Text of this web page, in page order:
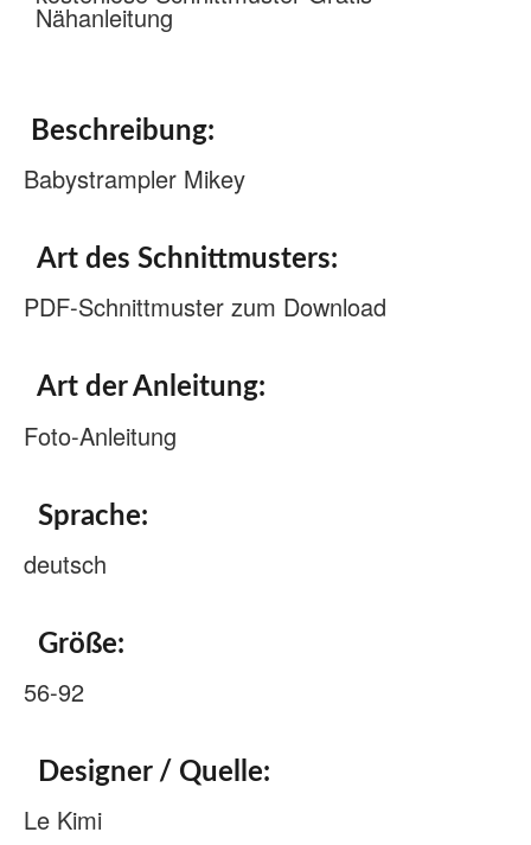
Beschreibung:
Babystrampler Mikey
Art des Schnittmusters:
PDF-Schnittmuster zum Download
Art der Anleitung:
Foto-Anleitung
Sprache:
deutsch
Größe:
56-92
Designer / Quelle:
Le Kimi